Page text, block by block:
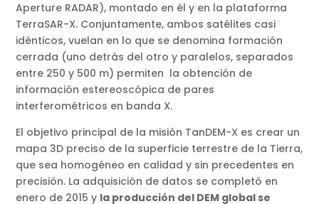
Aperture RADAR), montado en él y en la plataforma
TerraSAR-X. Conjuntamente, ambos satélites casi
idénticos, vuelan en lo que se denomina formación
cerrada (uno detrás del otro y paralelos, separados
entre 250 y 500 m) permiten la obtención de
información estereoscópica de pares
interferométricos en banda X.
El objetivo principal de la misión TanDEM-X es crear un
mapa 3D preciso de la superficie terrestre de la Tierra,
que sea homogéneo en calidad y sin precedentes en
precisión. La adquisición de datos se completó en
enero de 2015 y la producción del DEM global se